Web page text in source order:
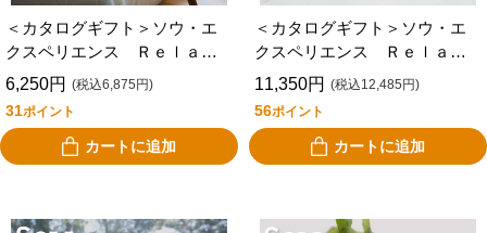
＜カタログギフト＞ソウ・エ
クスペリエンス Ｒｅｌａ
ｘ Ｇｉｆｔ（ＢＵＬＥ）
6,250円 (税込6,875円)
31ポイント
カートに追加
＜カタログギフト＞ソウ・エ
クスペリエンス Ｒｅｌａ
ｘ Ｇｉｆｔ（ＧＲＥＥＮ）
11,350円 (税込12,485円)
56ポイント
カートに追加